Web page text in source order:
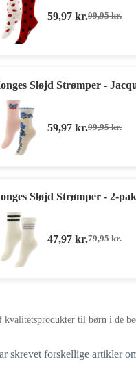
99,95kr.
Den
59,97 kr.Den
Sløjd Strømper -
99,95kr.
Den
59,97 kr.Den
Sløjd Strømper - 2-
79,95kr.
Den
47,97 kr.Den
kvalitetsprodukter til børn i de
skrevet forskellige artikler